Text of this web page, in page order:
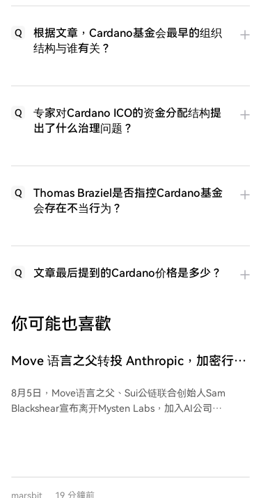
Q
根据文章，Cardano基金会最早的组织
结构与谁有关？
Q
专家对Cardano ICO的资金分配结构提
出了什么治理问题？
Q
Thomas Braziel是否指控Cardano基金
会存在不当行为？
Q 文章最后提到的Cardano价格是多少？
你可能也喜歡
Move 语言之父转投 Anthropic，加密行业
8月5日，Move语言之父、Sui公链联合创始人Sam
Blackshear宣布离开Mysten Labs，加入AI公司
marsbit 19 分鐘前